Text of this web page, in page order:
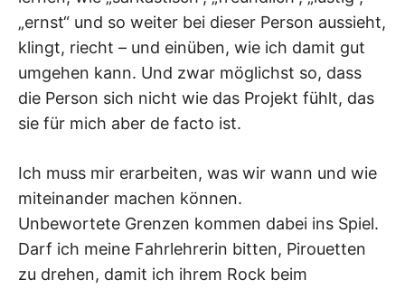
„ernst“ und so weiter bei dieser Person aussieht,
klingt, riecht – und einüben, wie ich damit gut
umgehen kann. Und zwar möglichst so, dass
die Person sich nicht wie das Projekt fühlt, das
sie für mich aber de facto ist.
Ich muss mir erarbeiten, was wir wann und wie
miteinander machen können.
Unbewortete Grenzen kommen dabei ins Spiel.
Darf ich meine Fahrlehrerin bitten, Pirouetten
zu drehen, damit ich ihrem Rock beim